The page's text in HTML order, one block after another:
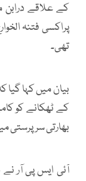
کے علاقے درابن
پراکسی فتنہ
تھی۔
بیان میں کہا
بھارتی سرپرستی
آئی ایس پی آر نے